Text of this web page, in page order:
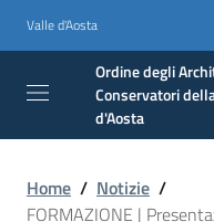
Valle d'Aosta
Ordine degli
Conservatori
d'Aosta
Home / Notizie /
FORMAZIONE |